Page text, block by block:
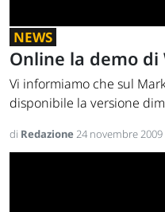
NEWS
Online la demo di
Vi informiamo che sul
disponibile la versione
di Redazione24 novembre 2009